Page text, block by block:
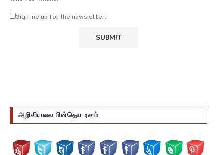
Sign me up for the newsletter!
அறிவியலை பின்தொடரவும்